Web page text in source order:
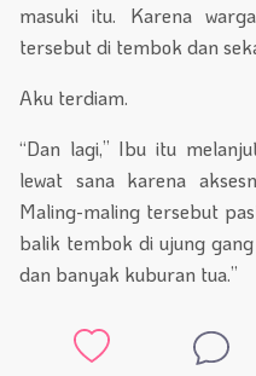
masuki itu. Karena
tersebut di tembok dan
Aku terdiam.
“Dan lagi,” Ibu itu
lewat sana karena
Maling-maling tersebut
balik tembok di ujung
dan banyak kuburan tua.”